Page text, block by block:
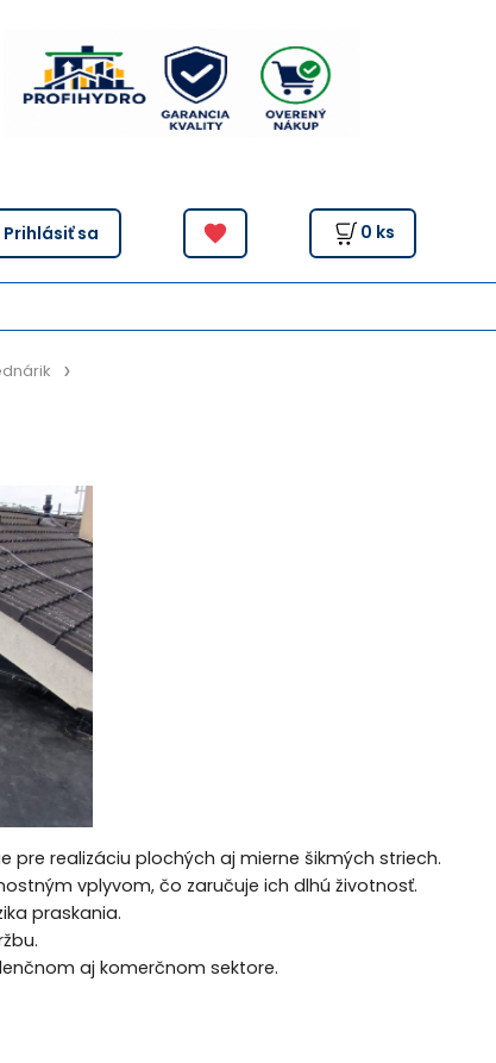
0 ks
realizáciu plochých aj mierne šikmých striech.
vplyvom, čo zaručuje ich dlhú životnosť.
praskania.
aj komerčnom sektore.